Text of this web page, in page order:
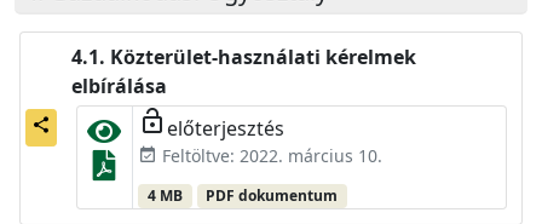
share
Közterület-használati kérelmek
elbírálása
lock_open előterjesztés
event_available Feltöltve: 2022. március 10.
4 MB PDF dokumentum